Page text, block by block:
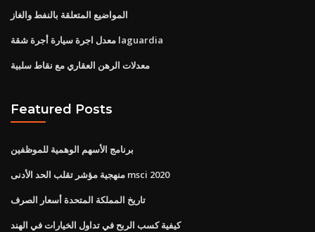
المواضيع المتعلقة بالنفط والغاز
معدل اجرة سيارة أجرة شقة laguardia
معدلات الرهن العقاري مع نقاط سلبية
Featured Posts
برنامج الأسهم الوهمية للموظفين
منهجية مؤشر تقلب الحد الأدنى msci 2020
تاريخ المملكة المتحدة أسعار الصرف
كيفية كسب الربح في تداول الخيارات في الهند